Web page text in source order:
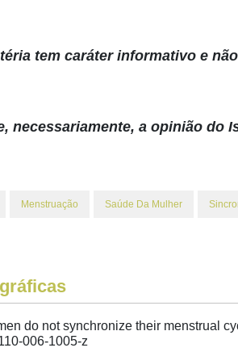
tem caráter informativo e
necessariamente, a opinião do
Menstruação Saúde Da Mulher
do not synchronize their menstrual
006-1005-z